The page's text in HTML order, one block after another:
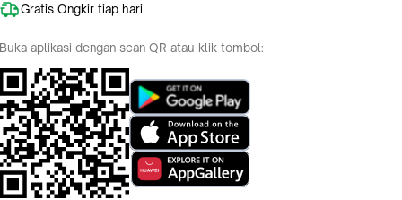
Gratis Ongkir tiap hari
Buka aplikasi dengan scan QR atau klik tombol: